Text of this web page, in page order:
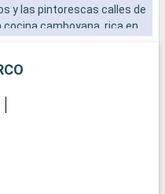
y las pintorescas calles de
camboyana, rica en